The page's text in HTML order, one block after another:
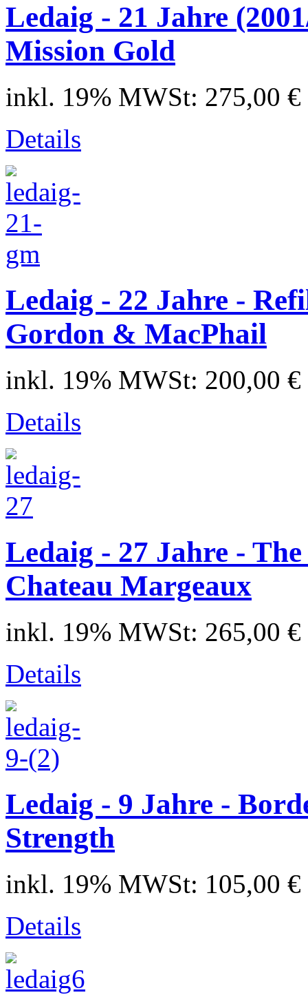
Ledaig - 21 Jahre
Mission Gold
inkl. 19% MWSt: 275,00 €
Details
Ledaig - 22 Jahre -
Gordon & MacPhail
inkl. 19% MWSt: 200,00 €
Details
Ledaig - 27 Jahre -
Chateau Margeaux
inkl. 19% MWSt: 265,00 €
Details
Ledaig - 9 Jahre -
Strength
inkl. 19% MWSt: 105,00 €
Details